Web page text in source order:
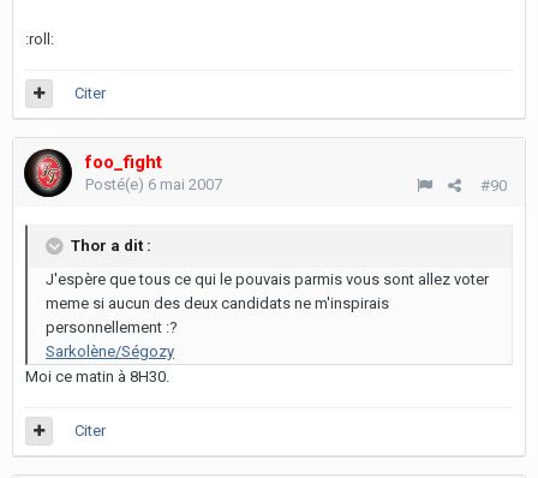
:roll:
Citer
foo_fight
#90
Posté(e) 6 mai 2007
Thor a dit :
J'espère que tous ce qui le pouvais parmis vous sont allez voter
meme si aucun des deux candidats ne m'inspirais
personnellement :?
Sarkolène/Ségozy
Moi ce matin à 8H30.
Citer